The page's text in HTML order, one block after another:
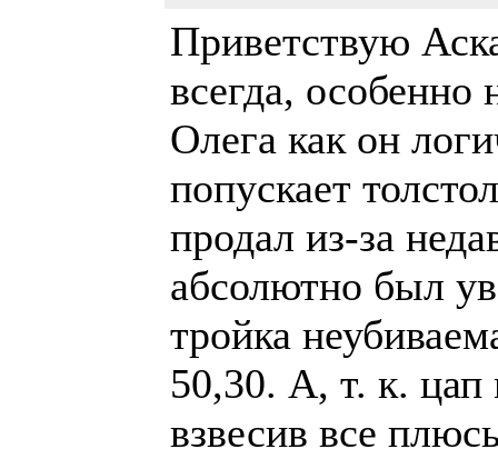
Приветствую
всегда, особенно
Олега как он
попускает
продал из-за
абсолютно был
тройка
50,30. А, т. к.
взвесив все